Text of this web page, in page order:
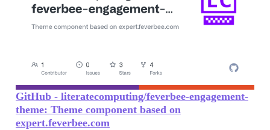
GitHub - literatecomputing/feverbee-engagement-
theme: Theme component based on
expert.feverbee.com